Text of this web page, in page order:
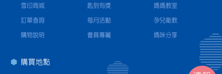
雪印商城
訂單查詢
購物說明
匙到有獎
每月活動
會員專屬
媽媽教室
孕兒衛教
媽咪分享
購買地點